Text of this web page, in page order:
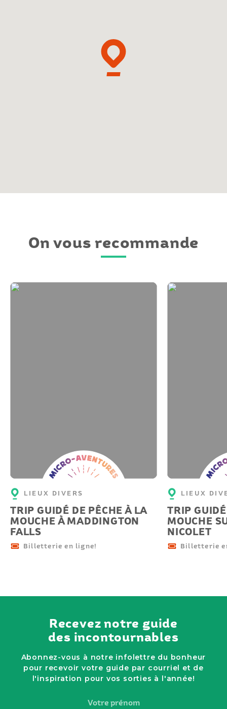
On vous recommande
Micro-
aventure
LIEUX DIVERS
TRIP GUIDÉ DE PÊCHE À LA
MOUCHE À MADDINGTON
FALLS
Billetterie en ligne!
Micro-
LIEUX
TRIP
MOUCHE
NICOLET
Billetterie
Recevez notre guide
des incontournables
Abonnez-vous à notre infolettre du bonheur
pour recevoir votre guide par courriel et de
l'inspiration pour vos sorties à l'année!